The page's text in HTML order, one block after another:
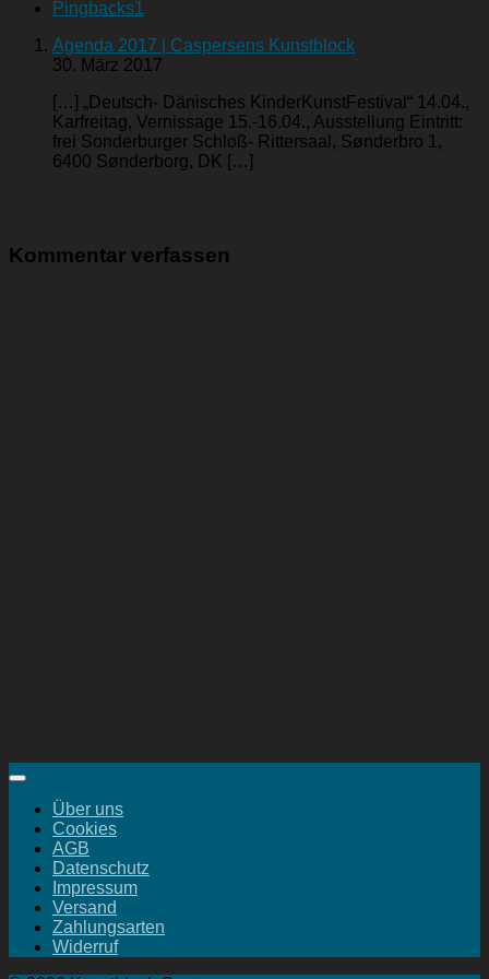
Pingbacks1
Agenda 2017 | Caspersens Kunstblock
30. März 2017
[…] „Deutsch- Dänisches KinderKunstFestival“ 14.04.,
Karfreitag, Vernissage 15.-16.04., Ausstellung Eintritt:
frei Sonderburger Schloß- Rittersaal, Sønderbro 1,
6400 Sønderborg, DK […]
Kommentar verfassen
Über uns
Cookies
AGB
Datenschutz
Impressum
Versand
Zahlungsarten
Widerruf